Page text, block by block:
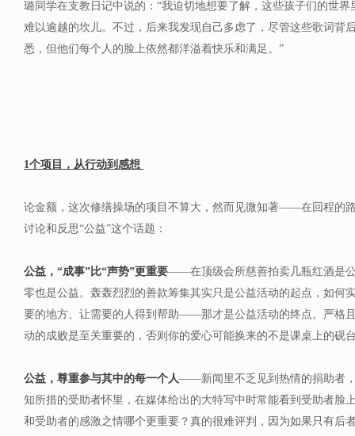
璐同学在支教日记中说的：“我迫切地想要了解，这些孩子们的世
难以逾越的坎儿。不过，后来我发现自己多虑了，尽管这些歌词背
悉，但他们每个人的脸上依然都洋溢着快乐和满足。”
1个项目，从行动到感想
论金额，这次修缮操场的项目不算大，然而见微知著——在回程的
讨论和反思“公益”这个话题：
公益，“成事”比“声势”更重要——在顶级会所慈善拍卖几瓶红酒是
零也是公益。轰轰烈烈的善款筹集其实只是公益活动的起点，如何
要的地方、让需要的人得到帮助——那才是公益活动的终点。严格
动的成败是至关重要的，否则你的爱心可能换来的不是课桌上的砚
公益，尊重参与其中的每一个人——新闻里不乏见到热情的捐助者
知所措的受助者怀里，在媒体给出的大特写中时常能看到受助者脸
和受助者的感激之情哪个更重要？真的很难评判，因为如果只有后